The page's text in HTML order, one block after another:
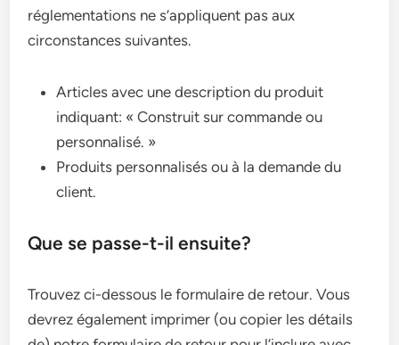
réglementations ne s’appliquent pas aux
circonstances suivantes.
Articles avec une description du produit
indiquant: « Construit sur commande ou
personnalisé. »
Produits personnalisés ou à la demande du
client.
Que se passe-t-il ensuite?
Trouvez ci-dessous le formulaire de retour. Vous
devrez également imprimer (ou copier les détails